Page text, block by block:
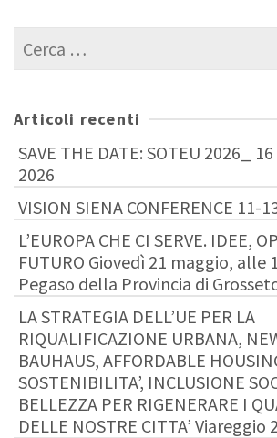
Cerca
per:
Articoli recenti
SAVE THE DATE: SOTEU 2026_
2026
VISION SIENA CONFERENCE 11-
L’EUROPA CHE CI SERVE. IDEE,
FUTURO Giovedì 21 maggio, alle
Pegaso della Provincia di
LA STRATEGIA DELL’UE PER LA
RIQUALIFICAZIONE URBANA,
BAUHAUS, AFFORDABLE
SOSTENIBILITA’, INCLUSIONE
BELLEZZA PER RIGENERARE I
DELLE NOSTRE CITTA’ Viareggio